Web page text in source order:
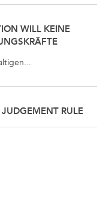
WILL KEINE
RULE